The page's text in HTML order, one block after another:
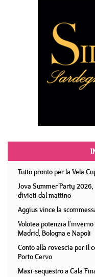
Tutto pronto per la Vela
Jova Summer Party
divieti dal mattino
Aggius vince la
Volotea potenzia
Madrid, Bologna e Napoli
Conto alla rovescia per il
Porto Cervo
Maxi-sequestro a Cala